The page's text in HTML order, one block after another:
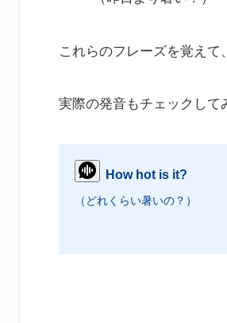
これらのフレーズを覚えて
実際の発音もチェックして
How hot is it?
（どれくらい暑いの？）